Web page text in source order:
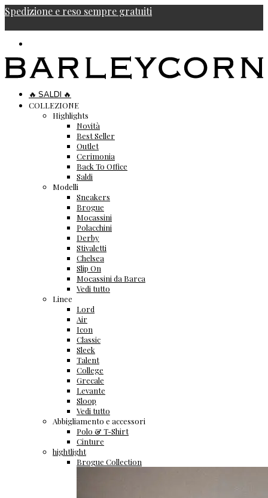
Spedizione e reso sempre gratuiti
🔥 SALDI 🔥
COLLEZIONE
Highlights
Novità
Best Seller
Outlet
Cerimonia
Back To Office
Saldi
Modelli
Sneakers
Brogue
Mocassini
Polacchini
Derby
Stivaletti
Chelsea
Slip On
Mocassini da Barca
Vedi tutto
Linee
Lord
Air
Icon
Classic
Sleek
Talent
College
Grecale
Levante
Sloop
Vedi tutto
Abbigliamento e accessori
Polo & T-Shirt
Cinture
hightlight
Brogue Collection